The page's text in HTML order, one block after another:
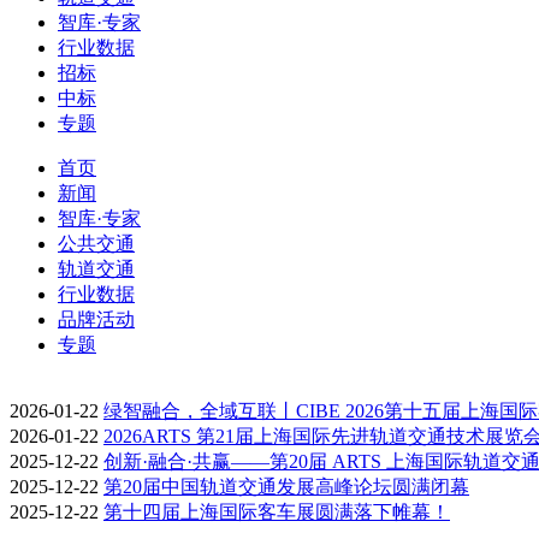
智库·专家
行业数据
招标
中标
专题
首页
新闻
智库·专家
公共交通
轨道交通
行业数据
品牌活动
专题
2026-01-22 绿智融合，全域互联丨CIBE 2026第十五届上海国
2026-01-22 2026ARTS 第21届上海国际先进轨道交通技术展览
2025-12-22 创新·融合·共赢——第20届 ARTS 上海国际轨道交
2025-12-22 第20届中国轨道交通发展高峰论坛圆满闭幕
2025-12-22 第十四届上海国际客车展圆满落下帷幕！